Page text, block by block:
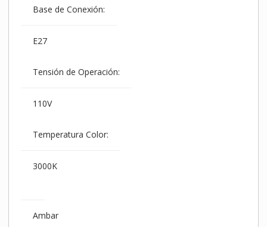
Base de Conexión:
E27
Tensión de Operación:
110V
Temperatura Color:
3000K
Ambar